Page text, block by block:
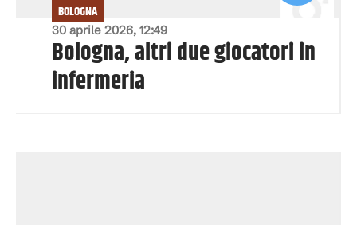
30 aprile 2026, 12:49
BOLOGNA
Bologna, altri due giocatori in
infermeria